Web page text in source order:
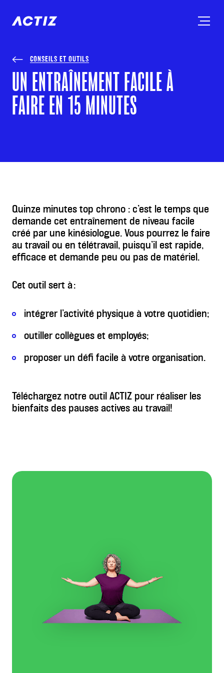
CONSEILS ET OUTILS
UN ENTRAÎNEMENT FACILE À
FAIRE EN 15 MINUTES
Quinze minutes top chrono : c’est le temps que
demande cet entraînement de niveau facile
créé par une kinésiologue. Vous pourrez le faire
au travail ou en télétravail, puisqu’il est rapide,
efficace et demande peu ou pas de matériel.
Cet outil sert à :
intégrer l’activité physique à votre quotidien;
outiller collègues et employés;
proposer un défi facile à votre organisation.
Téléchargez notre outil ACTIZ pour réaliser les
bienfaits des pauses actives au travail!